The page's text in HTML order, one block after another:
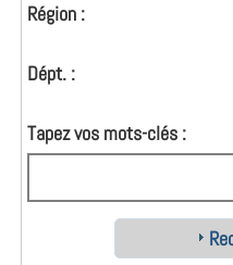
Région :
Dépt. :
Tapez vos mots-clés :